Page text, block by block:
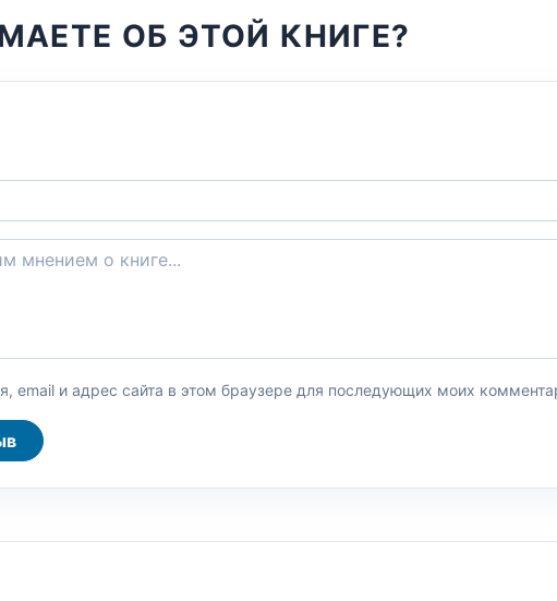
ОБ ЭТОЙ КНИГЕ?
email и адрес сайта в этом браузере для последующих моих